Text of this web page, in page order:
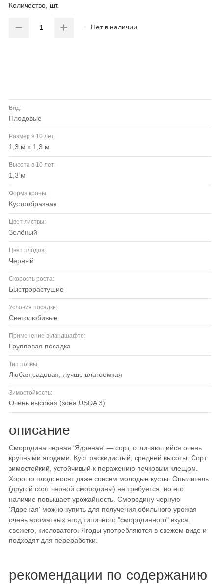
Количество, шт.
Нет в наличии
Вид:
плодовые
Размер в 10 лет:
1,3 м x 1,3 м
Высота в 10 лет:
1,3 м
Форма кроны:
кустообразная
Цвет листвы:
зелёный
Цвет плодов:
черный
Скорость роста:
быстрорастущие
Условия посадки:
светолюбивые
Применение в ландшафте:
групповая посадка
Тип почвы:
любая садовая, лучше влагоемкая
Зимостойкость:
очень высокая (зона USDA 3)
описание
Смородина черная 'Ядреная' — сорт, отличающийся очень
крупными ягодами. Куст раскидистый, средней высоты. Сорт
зимостойкий, устойчивый к поражению почковым клещом.
Хорошо плодоносят даже совсем молодые кусты. Опылитель
(другой сорт черной смородины) не требуется, но его
наличие повышает урожайность. Смородину черную
'Ядреная' можно купить для получения обильного урожая
очень ароматных ягод типичного "смородинного" вкуса:
свежего, кисловатого. Ягоды употребляются в свежем виде и
подходят для переработки.
рекомендации по содержанию